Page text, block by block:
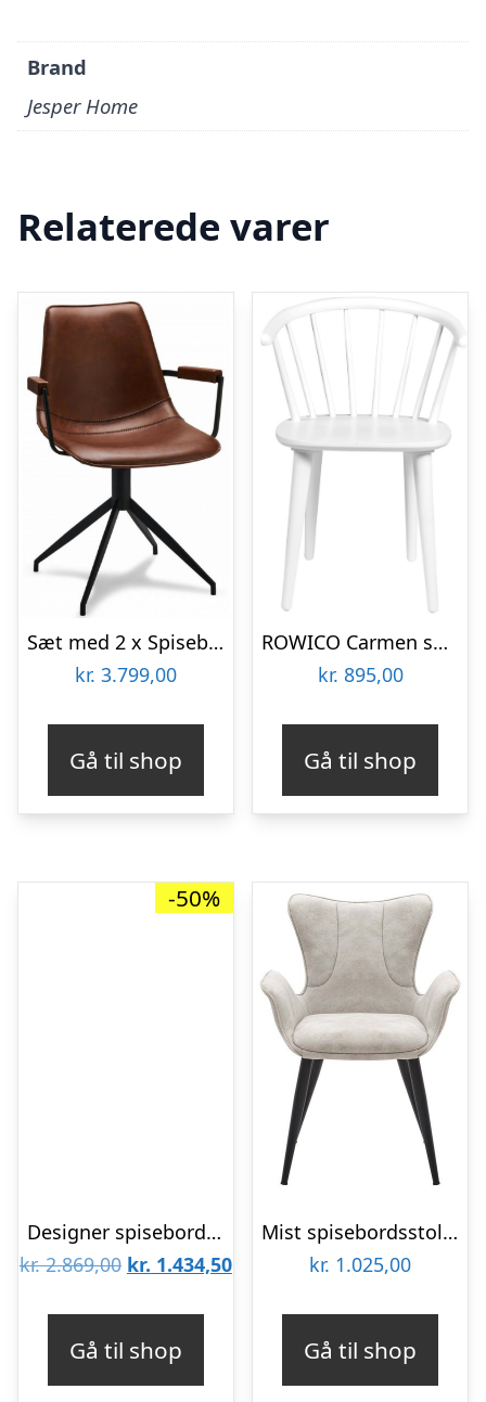
Brand
Jesper Home
Relaterede varer
Sæt med 2 x Spisebordsstole med armlæn og drejefod i metal og PU-læder H84 cm – Sort/Lysebrun
kr. 3.799,00
Gå til shop
ROWICO Carmen spisebordsstol – hvidt træ, m. armlæn
kr. 895,00
Gå til shop
-50%
Designer spisebordsstol, m. armlæn – lys brun læder og massivt hvidolieret egetræ
kr.2.869,00 Den
var:
kr. 1.434,50Den
Gå til shop
Mist spisebordsstol med armlæn i grå
kr. 1.025,00
Gå til shop